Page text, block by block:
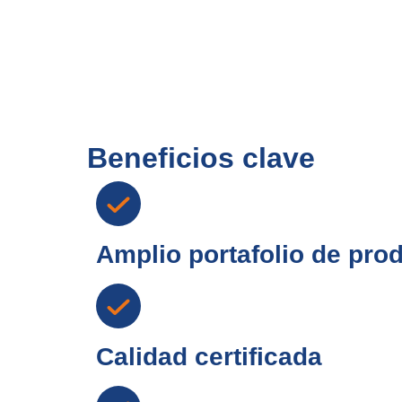
Beneficios clave
Amplio portafolio de
Calidad certificada